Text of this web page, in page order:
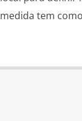
medida tem